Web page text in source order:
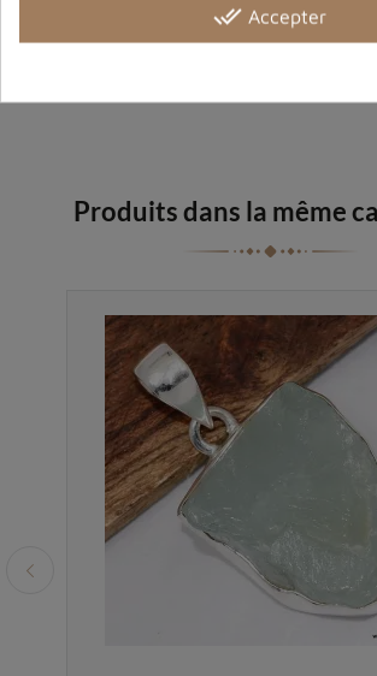
Produits dans la même
done_all Accepter